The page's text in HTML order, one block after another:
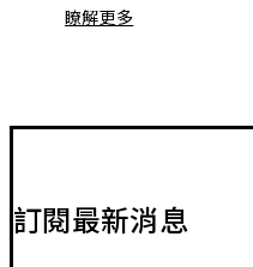
瞭解更多
訂閱最新消息